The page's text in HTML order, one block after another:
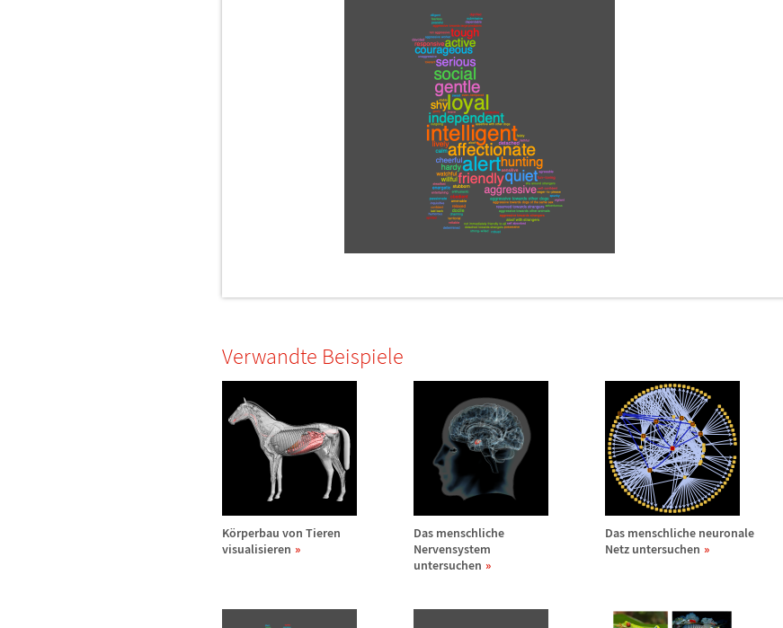
Verwandte Beispiele
Körperbau von Tieren
visualisieren
Das menschliche
Nervensystem
untersuchen
Das menschliche neuronale
Netz untersuchen